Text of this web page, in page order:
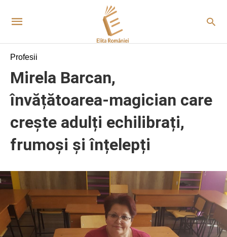
Profesii
Mirela Barcan,
învățătoarea-magician care
crește adulți echilibrați,
frumoși și înțelepți